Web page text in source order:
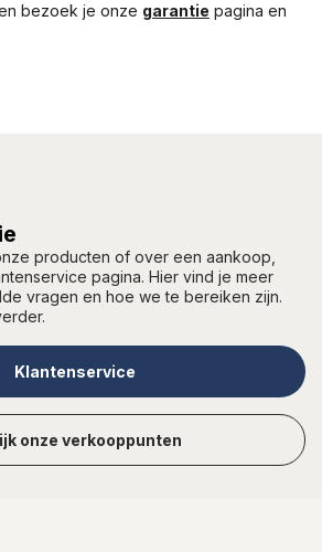
bezoek je onze garantie pagina en
producten of over een aankoop,
pagina. Hier vind je meer
vragen en hoe we te bereiken zijn.
Klantenservice
onze verkooppunten